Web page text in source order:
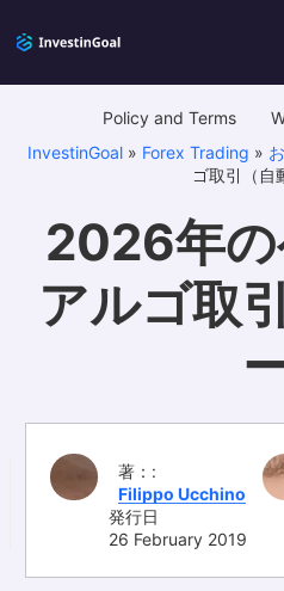
Policy and Terms
InvestinGoal» Forex Trading »
ゴ取引（自
2026年
アルゴ取
著：:
Filippo Ucchino
発行日
26 February 2019